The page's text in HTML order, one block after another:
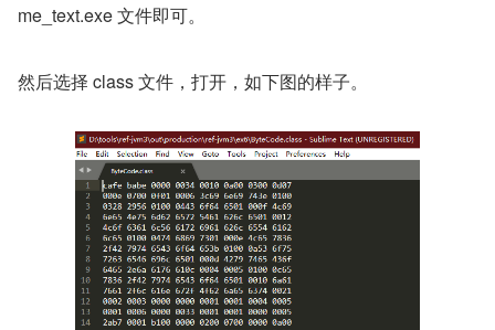
me_text.exe 文件即可。
然后选择 class 文件，打开，如下图的样子。